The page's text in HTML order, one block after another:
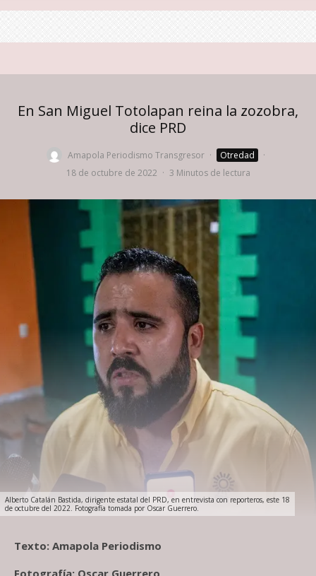
En San Miguel Totolapan reina la zozobra,
dice PRD
Amapola Periodismo Transgresor · Otredad
·
18 de octubre de 2022 · 3 Minutos de lectura
Alberto Catalán Bastida, dirigente estatal del PRD, en entrevista con reporteros, este 18
de octubre del 2022. Fotografía tomada por Oscar Guerrero.
Texto: Amapola Periodismo